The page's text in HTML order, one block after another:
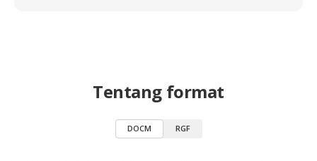
Tentang format
DOCM RGF